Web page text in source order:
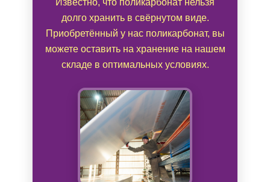
долго хранить в свёрнутом виде.
Приобретённый у нас поликарбонат, вы
можете оставить на хранение на нашем
складе в оптимальных условиях.